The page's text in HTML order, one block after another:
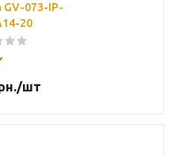
GV-073-IP-
20
/шт